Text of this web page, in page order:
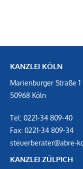
KANZLEI KÖLN
Marienburger Straße 1
50968 Köln
Tel: 0221-34 809-40
Fax: 0221-34 809-34
steuerberater@abre-
KANZLEI ZÜLPICH